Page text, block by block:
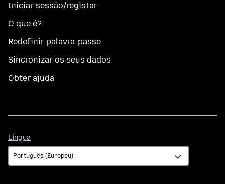
Iniciar sessão/registar
O que é?
Redefinir palavra-passe
Sincronizar os seus dados
Obter ajuda
Língua